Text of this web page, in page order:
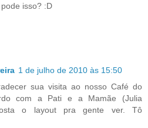
isso? :D
1 de julho de 2010 às 15:50
sua visita ao nosso Café do
com a Pati e a Mamãe (Julia
o layout pra gente ver. Tô